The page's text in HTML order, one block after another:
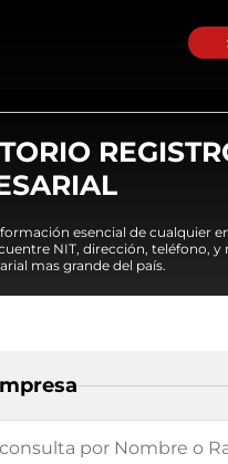
esencial de cualquier
NIT, dirección, teléfono, y
mas grande del país.